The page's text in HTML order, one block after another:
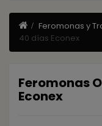
Feromonas y
40 días Econex
Feromonas
Econex